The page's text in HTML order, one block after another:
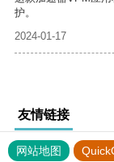
护。
2024-01-17
友情链接
网站地图